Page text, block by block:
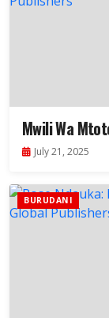
Mwili Wa
July 21, 2025
BURUDANI